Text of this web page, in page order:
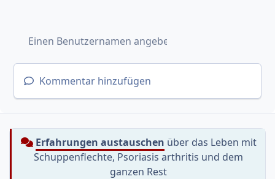
Kommentar hinzufügen
Erfahrungen austauschen über das Leben mit
Schuppenflechte, Psoriasis arthritis und dem
ganzen Rest